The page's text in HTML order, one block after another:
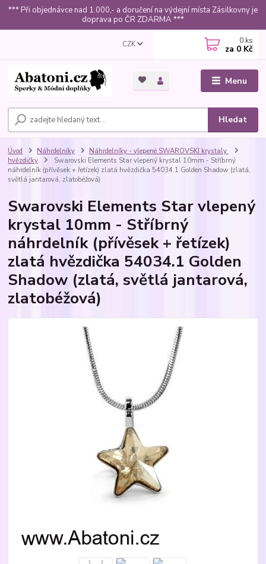
*** Při objednávce nad 1.000,- a doručení na výdejní místa Zásilkovny je
doprava po ČR ZDARMA ***
Menu
CZK
Hledat
0 ks
za 0 Kč
Úvod Náhrdelníky
Náhrdelníky - vlepené SWAROVSKI krystaly
hvězdičky
Swarovski Elements Star vlepený krystal 10mm - Stříbrný
náhrdelník (přívěsek + řetízek) zlatá hvězdička 54034.1 Golden Shadow (zlatá,
světlá jantarová, zlatobéžová)
Swarovski Elements Star vlepený
krystal 10mm - Stříbrný
náhrdelník (přívěsek + řetízek)
zlatá hvězdička 54034.1 Golden
Shadow (zlatá, světlá jantarová,
zlatobéžová)